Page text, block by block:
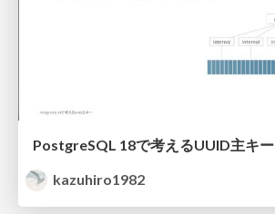
PostgreSQL 18で考えるUUID主キー
kazuhiro1982